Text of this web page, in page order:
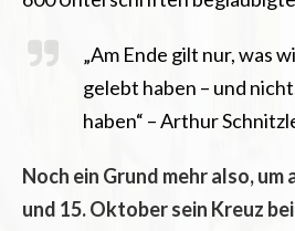
„Am Ende gilt nur, was
gelebt haben – und
haben“ – Arthur
Noch ein Grund mehr also, um
und 15. Oktober sein Kreuz